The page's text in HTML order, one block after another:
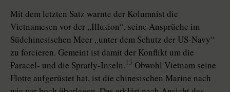
Mit dem letzten Satz warnte der Kolumnist die
Vietnamesen vor der „Illusion“, seine Ansprüche im
Südchinesischen Meer „unter dem Schutz der US-Navy“
zu forcieren. Gemeint ist damit der Konflikt um die
Paracel- und die Spratly-Inseln. 13 Obwohl Vietnam seine
Flotte aufgerüstet hat, ist die chinesischen Marine nach